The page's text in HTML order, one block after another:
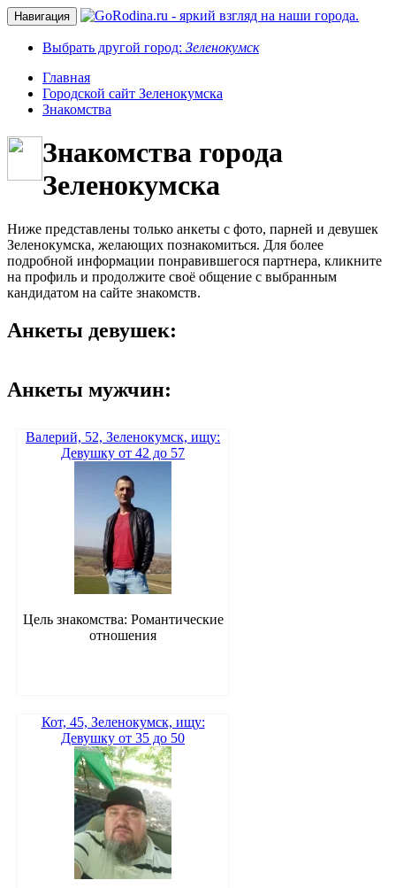
Навигация
Выбрать другой город: Зеленокумск
Главная
Городской сайт Зеленокумска
Знакомства
Знакомства города
Зеленокумска
Ниже представлены только анкеты с фото, парней и девушек
Зеленокумска, желающих познакомиться. Для более
подробной информации понравившегося партнера, кликните
на профиль и продолжите своё общение с выбранным
кандидатом на сайте знакомств.
Анкеты девушек:
Анкеты мужчин:
Валерий, 52, Зеленокумск, ищу:
Девушку от 42 до 57
Цель знакомства: Романтические
отношения
Кот, 45, Зеленокумск, ищу:
Девушку от 35 до 50